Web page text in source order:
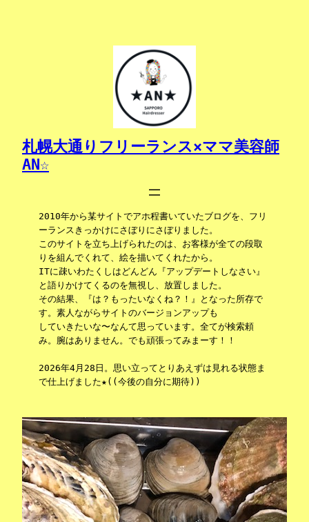
札幌大通りフリーランス×ママ美容師
AN☆
2010年から某サイトでアホ程書いていたブログを、フリ
ーランスきっかけにさぼりにさぼりました。
このサイトを立ち上げられたのは、お客様が全ての段取
りを組んでくれて、絵を描いてくれたから。
ITに疎いわたくしはどんどん『アップデートしなさい』
と語りかけてくるのを無視し、放置しました。
その結果、『は？もったいなくね？！』となった所存で
す。素人ながらサイトのバージョンアップも
していきたいな〜なんて思っています。全てが検索頼
み。腕はありません。でも頑張ってみまーす！！
2026年4月28日。思い立ってとりあえずは見れる状態ま
で仕上げました★((今後の自分に期待))